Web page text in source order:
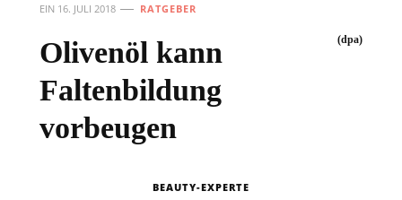
EIN 16. JULI 2018 RATGEBER
Olivenöl kann
Faltenbildung
vorbeugen
(dpa)
BEAUTY-EXPERTE